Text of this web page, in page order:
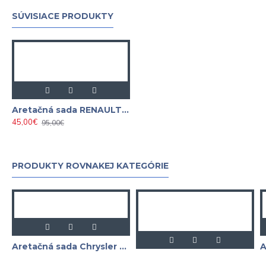
SÚVISIACE PRODUKTY
Aretačná sada RENAULT NISSAN OPEL 1.6 / 2.0 / 2.3 DCi
45,00€ 95,00€
PRODUKTY ROVNAKEJ KATEGÓRIE
Aretačná sada Chrysler Voyager / Jeep 2.5 2.8 CRD